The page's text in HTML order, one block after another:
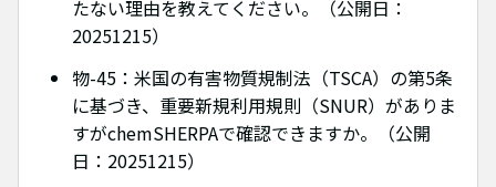
たない理由を教えてください。（公開日：
20251215）
物-45：米国の有害物質規制法（TSCA）の第5条
に基づき、重要新規利用規則（SNUR）がありま
すがchemSHERPAで確認できますか。（公開
日：20251215）